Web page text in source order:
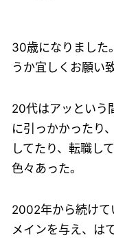
30歳になりました。
うか宜しくお願い
20代はアッという
に引っかかったり
してたり、転職し
色々あった。
2002年から続けて
メインを与え、は